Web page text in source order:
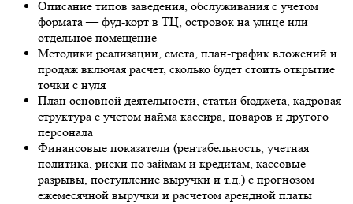
Описание типов заведения, обслуживания с учетом
формата — фуд-корт в ТЦ, островок на улице или
отдельное помещение
Методики реализации, смета, план-график вложений и
продаж включая расчет, сколько будет стоить открытие
точки с нуля
План основной деятельности, статьи бюджета, кадровая
структура с учетом найма кассира, поваров и другого
персонала
Финансовые показатели (рентабельность, учетная
политика, риски по займам и кредитам, кассовые
разрывы, поступление выручки и т.д.) с прогнозом
ежемесячной выручки и расчетом арендной платы